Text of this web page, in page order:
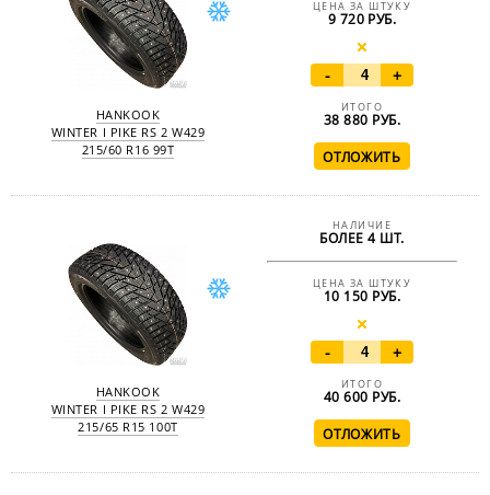
HANKOOK
WINTER I PIKE RS 2 W429
215/60 R16 99T
ЦЕНА ЗА ШТУКУ
9 720 РУБ.
- +
ИТОГО
38 880 РУБ.
HANKOOK
WINTER I PIKE RS 2 W429
215/65 R15 100T
НАЛИЧИЕ
БОЛЕЕ 4 ШТ.
ЦЕНА ЗА ШТУКУ
10 150 РУБ.
- +
ИТОГО
40 600 РУБ.